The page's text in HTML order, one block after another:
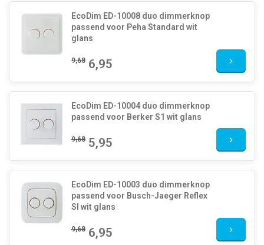
EcoDim ED-10008 duo dimmerknop
passend voor Peha Standard wit
glans
9,68 6,95
EcoDim ED-10004 duo dimmerknop
passend voor Berker S1 wit glans
9,68 5,95
EcoDim ED-10003 duo dimmerknop
passend voor Busch-Jaeger Reflex
SI wit glans
9,68 6,95